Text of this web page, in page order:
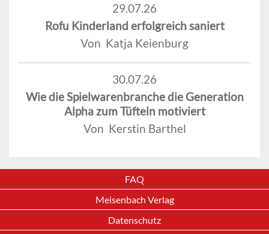
29.07.26
Rofu Kinderland erfolgreich saniert
Von Katja Keienburg
30.07.26
Wie die Spielwarenbranche die Generation
Alpha zum Tüfteln motiviert
Von Kerstin Barthel
FAQ
Meisenbach Verlag
Datenschutz